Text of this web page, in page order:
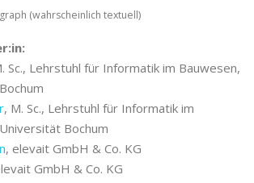
(wahrscheinlich textuell)
Sc., Lehrstuhl für Informatik im Bauwesen,
, M. Sc., Lehrstuhl für Informatik im
Bochum
, elevait GmbH & Co. KG
GmbH & Co. KG